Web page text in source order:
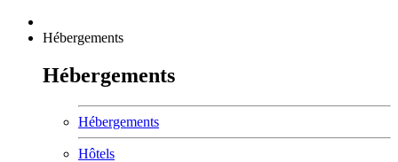
Hébergements
Hébergements
Hébergements
Hôtels